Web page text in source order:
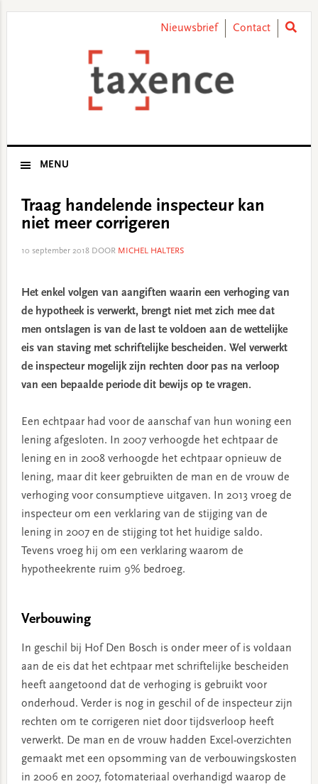
Nieuwsbrief Contact
MENU
Traag handelende inspecteur kan
niet meer corrigeren
10 september 2018DOOR MICHEL HALTERS
Het enkel volgen van aangiften waarin een verhoging van
de hypotheek is verwerkt, brengt niet met zich mee dat
men ontslagen is van de last te voldoen aan de wettelijke
eis van staving met schriftelijke bescheiden. Wel verwerkt
de inspecteur mogelijk zijn rechten door pas na verloop
van een bepaalde periode dit bewijs op te vragen.
Een echtpaar had voor de aanschaf van hun woning een
lening afgesloten. In 2007 verhoogde het echtpaar de
lening en in 2008 verhoogde het echtpaar opnieuw de
lening, maar dit keer gebruikten de man en de vrouw de
verhoging voor consumptieve uitgaven. In 2013 vroeg de
inspecteur om een verklaring van de stijging van de
lening in 2007 en de stijging tot het huidige saldo.
Tevens vroeg hij om een verklaring waarom de
hypotheekrente ruim 9% bedroeg.
Verbouwing
In geschil bij Hof Den Bosch is onder meer of is voldaan
aan de eis dat het echtpaar met schriftelijke bescheiden
heeft aangetoond dat de verhoging is gebruikt voor
onderhoud. Verder is nog in geschil of de inspecteur zijn
rechten om te corrigeren niet door tijdsverloop heeft
verwerkt. De man en de vrouw hadden Excel-overzichten
gemaakt met een opsomming van de verbouwingskosten
in 2006 en 2007, fotomateriaal overhandigd waarop de